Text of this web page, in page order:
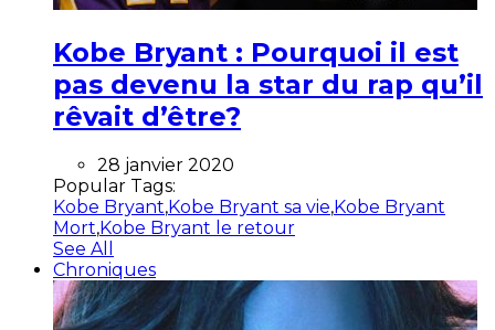
Kobe Bryant : Pourquoi il est
pas devenu la star du rap qu’il
rêvait d’être?
28 janvier 2020
Popular Tags:
Kobe Bryant,Kobe Bryant sa vie,Kobe Bryant
Mort,Kobe Bryant le retour
See All
Chroniques